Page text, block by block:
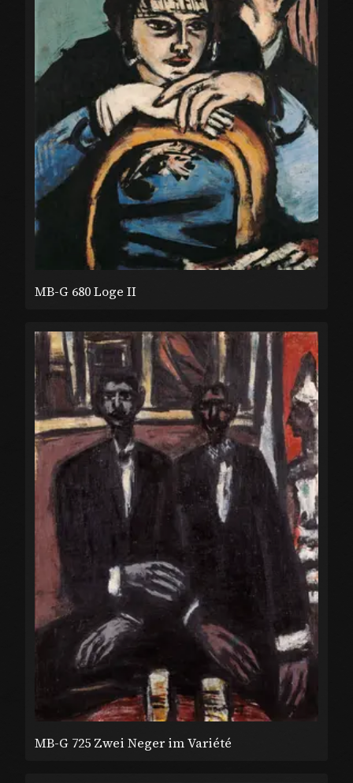
MB-G 680 Loge II
MB-G 725 Zwei Neger im Variété